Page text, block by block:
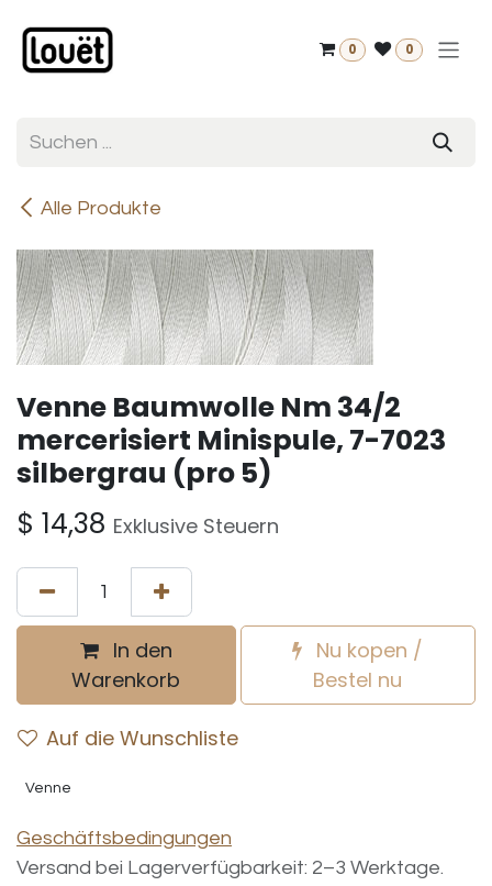
0 0
Alle Produkte
Venne Baumwolle Nm 34/2
mercerisiert Minispule, 7-7023
silbergrau (pro 5)
$ 14,38 Exklusive Steuern
In den
Warenkorb
Nu kopen /
Bestel nu
Auf die Wunschliste
Venne
Geschäftsbedingungen
Versand bei Lagerverfügbarkeit: 2–3 Werktage.